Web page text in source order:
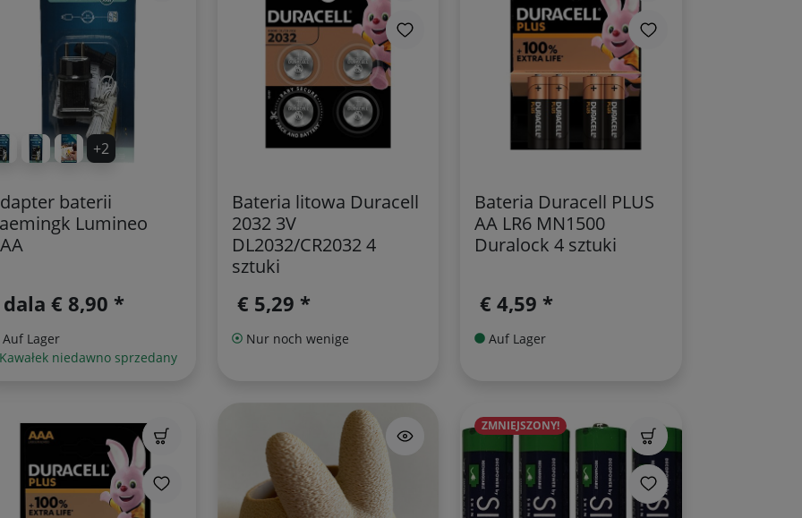
+2
baterii
Lumineo
dala€ 8,90 *
Auf Lager
niedawno sprzedany
Bateria litowa Duracell
2032 3V
DL2032/CR2032 4
sztuki
€ 5,29 *
Nur noch wenige
Bateria Duracell PLUS
AA LR6 MN1500
Duralock 4 sztuki
€ 4,59 *
Auf Lager
ZMNIEJSZONY!